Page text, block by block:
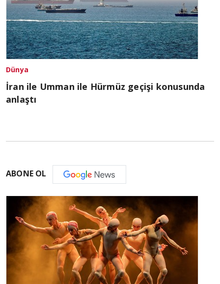
Dünya
İran ile Umman ile Hürmüz geçişi konusunda
anlaştı
ABONE OL